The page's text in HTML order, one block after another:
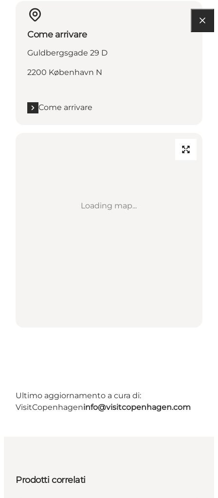
Come arrivare
Guldbergsgade 29 D
2200 København N
Come arrivare
Loading map...
Ultimo aggiornamento a cura di:
VisitCopenhageninfo@visitcopenhagen.com
Prodotti correlati